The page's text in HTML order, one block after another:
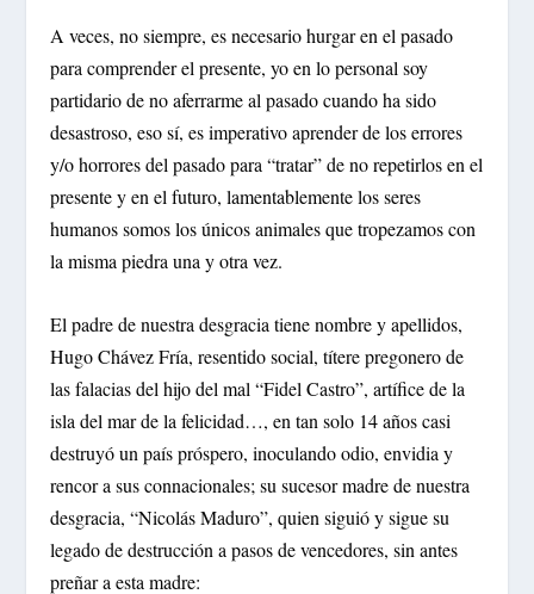
A veces, no siempre, es necesario hurgar en el pasado
para comprender el presente, yo en lo personal soy
partidario de no aferrarme al pasado cuando ha sido
desastroso, eso sí, es imperativo aprender de los errores
y/o horrores del pasado para “tratar” de no repetirlos en el
presente y en el futuro, lamentablemente los seres
humanos somos los únicos animales que tropezamos con
la misma piedra una y otra vez.
El padre de nuestra desgracia tiene nombre y apellidos,
Hugo Chávez Fría, resentido social, títere pregonero de
las falacias del hijo del mal “Fidel Castro”, artífice de la
isla del mar de la felicidad…, en tan solo 14 años casi
destruyó un país próspero, inoculando odio, envidia y
rencor a sus connacionales; su sucesor madre de nuestra
desgracia, “Nicolás Maduro”, quien siguió y sigue su
legado de destrucción a pasos de vencedores, sin antes
preñar a esta madre: